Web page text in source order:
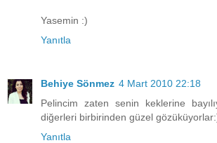
Yasemin :)
Yanıtla
Behiye Sönmez 4 Mart 2010 22:18
Pelincim zaten senin keklerine
diğerleri birbirinden güzel
Yanıtla